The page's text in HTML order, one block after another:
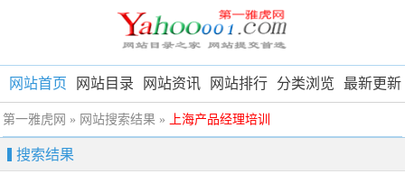
网站首页 网站目录 网站资讯 网站排行 分类浏览 最新更新
第一雅虎网 » 网站搜索结果 » 上海产品经理培训
搜索结果